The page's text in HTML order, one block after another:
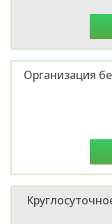
Организация